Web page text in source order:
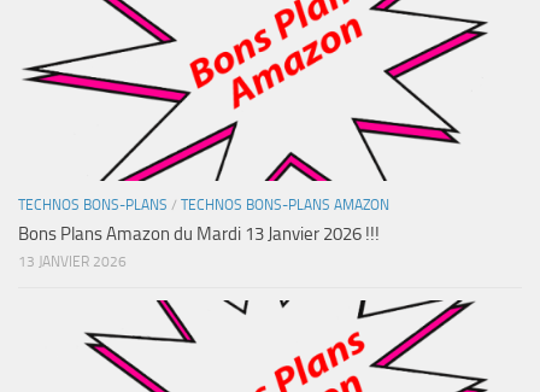
TECHNOS BONS-PLANS / TECHNOS BONS-PLANS AMAZON
Bons Plans Amazon du Mardi 13 Janvier 2026 !!!
13 JANVIER 2026